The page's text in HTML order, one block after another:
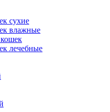
сухие
влажные
лечебные